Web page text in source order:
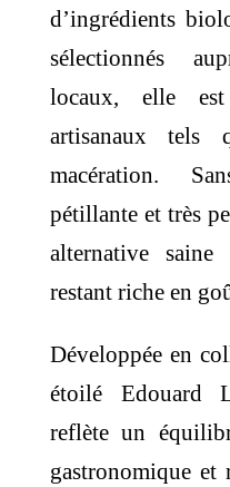
d’ingrédients
sélectionnés
locaux, elle
artisanaux tels
macération.
pétillante et très
alternative
restant riche en
Développée en
étoilé Edouard
reflète un
gastronomique et